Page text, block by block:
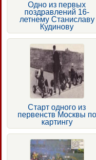
Одно из первых
поздравлений 16-
летнему Станиславу
Кудинову
Старт одного из
первенств Москвы по
картингу